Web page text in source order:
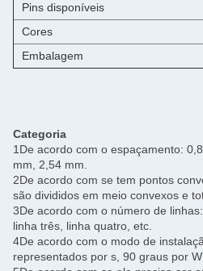
Pins disponíveis
Cores
Embalagem
Categoria
1De acordo com o espaçamento:
mm, 2,54 mm.
2De acordo com se tem pontos
são divididos em meio convexos e
3De acordo com o número de
linha três, linha quatro, etc.
4De acordo com o modo de
representados por s, 90 graus por